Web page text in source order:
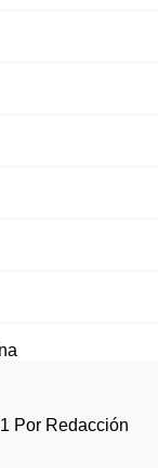
Por Redacción